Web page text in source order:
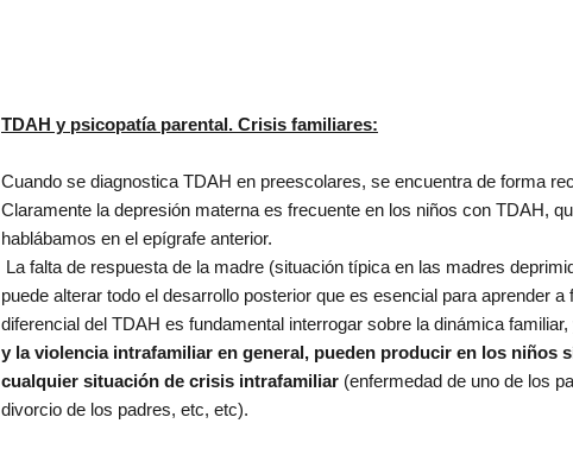
TDAH y psicopatía parental. Crisis familiares:
Cuando se diagnostica TDAH en preescolares, se encuentra de forma
Claramente la depresión materna es frecuente en los niños con TDAH,
hablábamos en el epígrafe anterior.
La falta de respuesta de la madre (situación típica en las madres
puede alterar todo el desarrollo posterior que es esencial para aprender
diferencial del TDAH es fundamental interrogar sobre la dinámica familiar,
y la violencia intrafamiliar en general, pueden producir en los niños
cualquier situación de crisis intrafamiliar (enfermedad de uno de los
divorcio de los padres, etc, etc).